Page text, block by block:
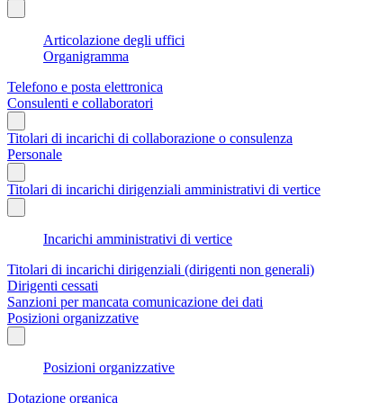
Articolazione degli uffici
Organigramma
Telefono e posta elettronica
Consulenti e collaboratori
Titolari di incarichi di collaborazione o consulenza
Personale
Titolari di incarichi dirigenziali amministrativi di vertice
Incarichi amministrativi di vertice
Titolari di incarichi dirigenziali (dirigenti non generali)
Dirigenti cessati
Sanzioni per mancata comunicazione dei dati
Posizioni organizzative
Posizioni organizzative
Dotazione organica